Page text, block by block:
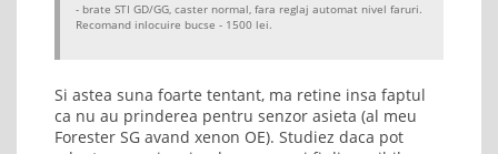
- brate STI GD/GG, caster normal, fara reglaj automat nivel faruri.
Recomand inlocuire bucse - 1500 lei.
Si astea suna foarte tentant, ma retine insa faptul
ca nu au prinderea pentru senzor asieta (al meu
Forester SG avand xenon OE). Studiez daca pot